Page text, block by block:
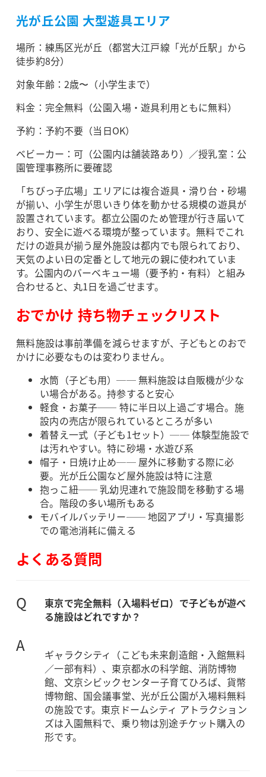
光が丘公園 大型遊具エリア
場所：練馬区光が丘（都営大江戸線「光が丘駅」から
徒歩約8分）
対象年齢：2歳〜（小学生まで）
料金：完全無料（公園入場・遊具利用ともに無料）
予約：予約不要（当日OK）
ベビーカー：可（公園内は舗装路あり）／授乳室：公
園管理事務所に要確認
「ちびっ子広場」エリアには複合遊具・滑り台・砂場
が揃い、小学生が思いきり体を動かせる規模の遊具が
設置されています。都立公園のため管理が行き届いて
おり、安全に遊べる環境が整っています。無料でこれ
だけの遊具が揃う屋外施設は都内でも限られており、
天気のよい日の定番として地元の親に使われていま
す。公園内のバーベキュー場（要予約・有料）と組み
合わせると、丸1日を過ごせます。
おでかけ 持ち物チェックリスト
無料施設は事前準備を減らせますが、子どもとのおで
かけに必要なものは変わりません。
水筒（子ども用）── 無料施設は自販機が少な
い場合がある。持参すると安心
軽食・お菓子── 特に半日以上過ごす場合。施
設内の売店が限られているところが多い
着替え一式（子ども1セット）── 体験型施設で
は汚れやすい。特に砂場・水遊び系
帽子・日焼け止め── 屋外に移動する際に必
要。光が丘公園など屋外施設は特に注意
抱っこ紐── 乳幼児連れで施設間を移動する場
合。階段の多い場所もある
モバイルバッテリー── 地図アプリ・写真撮影
での電池消耗に備える
よくある質問
Q
東京で完全無料（入場料ゼロ）で子どもが遊べ
る施設はどれですか？
A
ギャラクシティ（こども未来創造館・入館無料
／一部有料）、東京都水の科学館、消防博物
館、文京シビックセンター子育てひろば、貨幣
博物館、国会議事堂、光が丘公園が入場料無料
の施設です。東京ドームシティ アトラクション
ズは入園無料で、乗り物は別途チケット購入の
形です。